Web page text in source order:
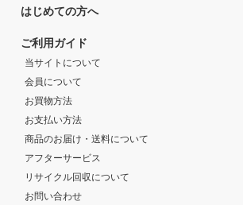
はじめての方へ
ご利用ガイド
当サイトについて
会員について
お買物方法
お支払い方法
商品のお届け・送料について
アフターサービス
リサイクル回収について
お問い合わせ